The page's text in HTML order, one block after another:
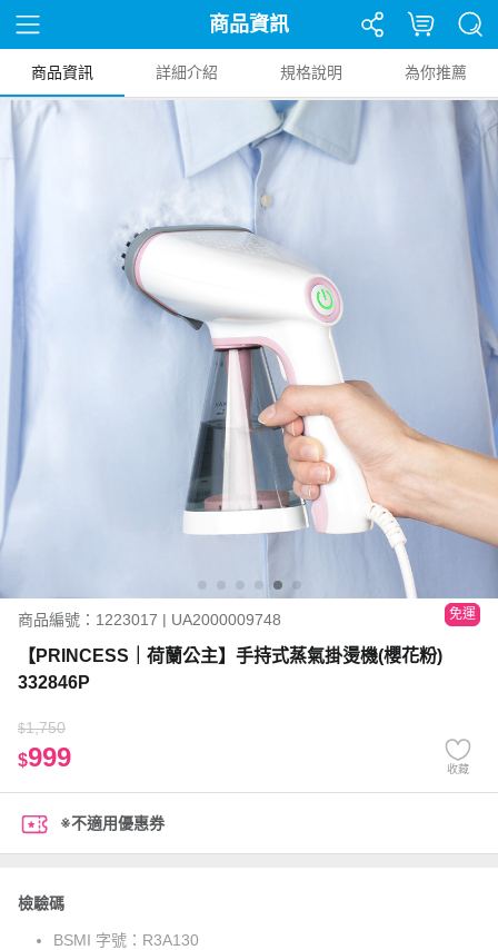
商品資訊
商品資訊 詳細介紹 規格說明 為你推薦
商品編號：1223017 | UA2000009748 免運
【PRINCESS｜荷蘭公主】手持式蒸氣掛燙機(櫻花粉)
332846P
$1,750
$999 收藏
※不適用優惠券
檢驗碼
BSMI 字號： R3A130